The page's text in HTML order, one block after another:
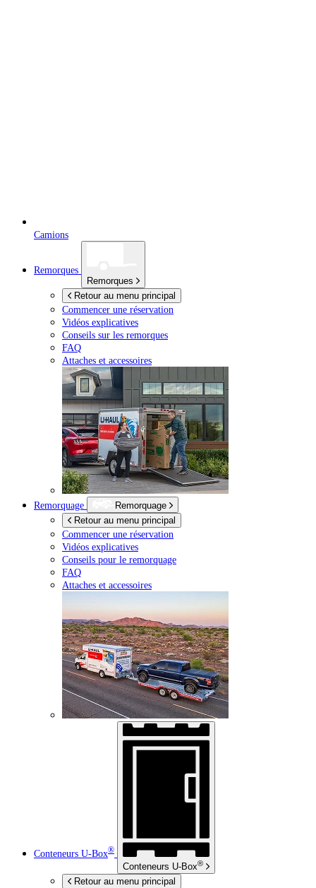
Camions
Remorques
Remorques
Retour au menu principal
Commencer une réservation
Vidéos explicatives
Conseils sur les remorques
FAQ
Attaches et accessoires
Remorquage
Remorquage
Retour au menu principal
Commencer une réservation
Vidéos explicatives
Conseils pour le remorquage
FAQ
Attaches et accessoires
Conteneurs U-Box®
Conteneurs U-Box®
Retour au menu principal